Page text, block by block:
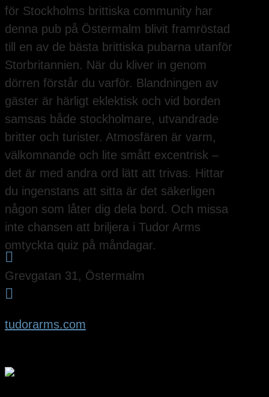
för Stockholms brittiska community har
denna pub på Östermalm blivit framröstad
till en av de bästa brittiska pubarna utanför
Storbritannien. När du kliver in genom
dörren förstår du varför. Blandningen av
gäster är härligt eklektisk och vid borden
samsas både stockholmare, utvandrade
britter och turister. Atmosfären är varm,
välkomnande och lite smått excentrisk –
det är med andra ord lätt att trivas. Hittar
du ingenstans att sitta är det säkerligen
någon som låter dig dela bord. Och missa
inte chansen att briljera i Tudor Arms
omtyckta quiz på måndagar.

Grevgatan 31, Östermalm

tudorarms.com